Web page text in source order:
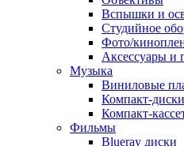
Вспышки и
Студийное
Фото/
Аксессуары и
Музыка
Виниловые
Компакт-диски
Компакт-
Фильмы
Blueray диски